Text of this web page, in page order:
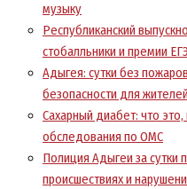
музыку
Республиканский
стобалльники и премии ЕГЭ
Адыгея: сутки без
безопасности для жителей
Сахарный диабет: что
обследования по ОМС
Полиция Адыгеи за сутки
происшествиях и